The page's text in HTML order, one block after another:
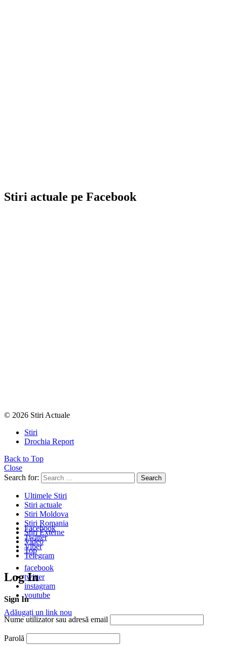
Stiri actuale pe Facebook
© 2026 Stiri Actuale
Stiri
Drochia Report
Back to Top
Close
Search for:
Search
Ultimele Stiri
Stiri actuale
Stiri Moldova
Stiri Romania
Stiri Externe
Video
Top
facebook
twitter
instagram
youtube
Adăugați un link nou
Facebook
Twitter
Viber
Telegram
Log In
Sign In
Nume utilizator sau adresă email
Parolă